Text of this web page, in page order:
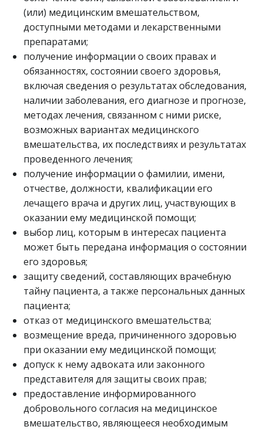
(или) медицинским вмешательством,
доступными методами и лекарственными
препаратами;
получение информации о своих правах и
обязанностях, состоянии своего здоровья,
включая сведения о результатах обследования,
наличии заболевания, его диагнозе и прогнозе,
методах лечения, связанном с ними риске,
возможных вариантах медицинского
вмешательства, их последствиях и результатах
проведенного лечения;
получение информации о фамилии, имени,
отчестве, должности, квалификации его
лечащего врача и других лиц, участвующих в
оказании ему медицинской помощи;
выбор лиц, которым в интересах пациента
может быть передана информация о состоянии
его здоровья;
защиту сведений, составляющих врачебную
тайну пациента, а также персональных данных
пациента;
отказ от медицинского вмешательства;
возмещение вреда, причиненного здоровью
при оказании ему медицинской помощи;
допуск к нему адвоката или законного
представителя для защиты своих прав;
предоставление информированного
добровольного согласия на медицинское
вмешательство, являющееся необходимым